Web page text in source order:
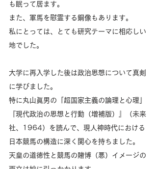
も眠って居ます。
また、軍馬を慰霊する銅像もあります。
私にとっては、とても研究テーマに相応しい
地でした。
大学に再入学した後は政治思想について真剣
に学びました。
特に丸山眞男の「超国家主義の論理と心理」
『現代政治の思想と行動（増補版）』（未来
社、1964）を読んで、現人神時代における
日本競馬の構造に深く関心を持ちました。
天皇の道徳性と競馬の賭博（悪）イメージの